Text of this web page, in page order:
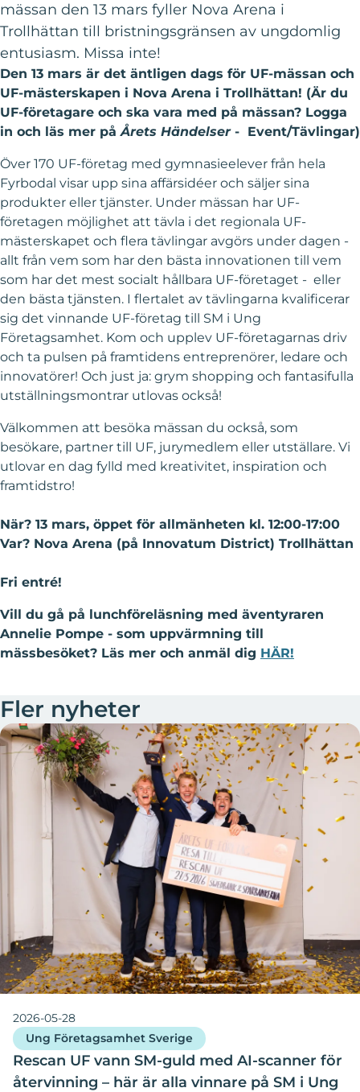
mässan den 13 mars fyller Nova Arena i
Trollhättan till bristningsgränsen av ungdomlig
entusiasm. Missa inte!
Den 13 mars är det äntligen dags för UF-mässan och
UF-mästerskapen i Nova Arena i Trollhättan! (Är du
UF-företagare och ska vara med på mässan? Logga
in och läs mer påÅrets Händelser- Event/Tävlingar)
Över 170 UF-företag med gymnasieelever från hela
Fyrbodal visar upp sina affärsidéer och säljer sina
produkter eller tjänster. Under mässan har UF-
företagen möjlighet att tävla i det regionala UF-
mästerskapet och flera tävlingar avgörs under dagen -
allt från vem som har den bästa innovationen till vem
som har det mest socialt hållbara UF-företaget - eller
den bästa tjänsten. I flertalet av tävlingarna kvalificerar
sig det vinnande UF-företag till SM i Ung
Företagsamhet. Kom och upplev UF-företagarnas driv
och ta pulsen på framtidens entreprenörer, ledare och
innovatörer! Och just ja: grym shopping och fantasifulla
utställningsmontrar utlovas också!
Välkommen att besöka mässan du också, som
besökare, partner till UF, jurymedlem eller utställare. Vi
utlovar en dag fylld med kreativitet, inspiration och
framtidstro!
När? 13 mars, öppet för allmänheten kl. 12:00-17:00
Var? Nova Arena (på Innovatum District) Trollhättan
Fri entré!
Vill du gå på lunchföreläsning med äventyraren
Annelie Pompe - som uppvärmning till
mässbesöket? Läs mer och anmäl dig HÄR!
Fler nyheter
2026-05-28
Ung Företagsamhet Sverige
Rescan UF vann SM-guld med AI-scanner för
återvinning – här är alla vinnare på SM i Ung